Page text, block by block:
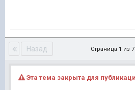
Назад Страница 1 из 7
Эта тема закрыта для